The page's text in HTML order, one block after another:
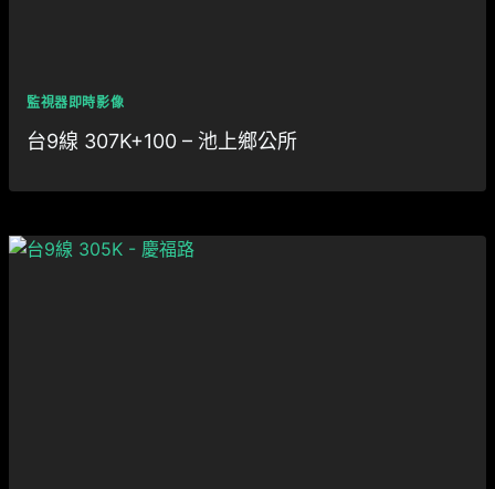
監視器即時影像
台9線 307K+100 – 池上鄉公所